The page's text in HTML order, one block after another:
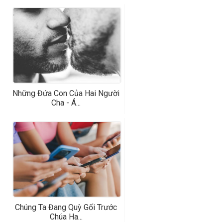
Những Đứa Con Của Hai Người
Cha - Á...
Chúng Ta Đang Quỳ Gối Trước
Chúa Ha...